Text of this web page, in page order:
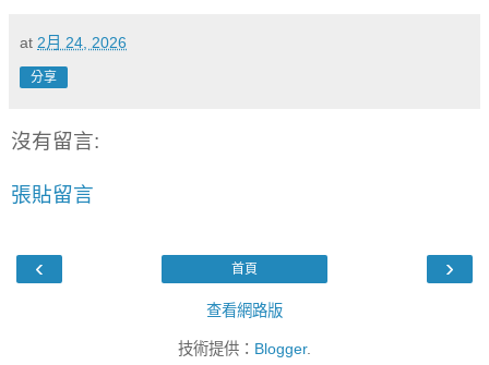
at 2月 24, 2026
分享
沒有留言:
張貼留言
‹ ›
首頁
查看網路版
技術提供： Blogger.